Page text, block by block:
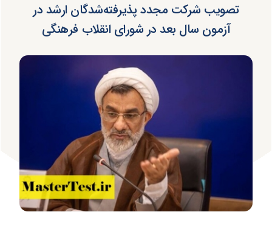
تصویب شرکت مجدد پذیرفته‌شدگان ارشد در
آزمون سال بعد در شورای انقلاب فرهنگی